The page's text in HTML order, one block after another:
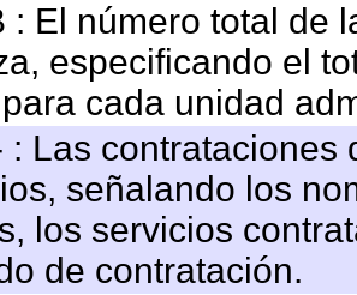
: El número total de
especificando el
cada unidad
: Las
señalando los
los servicios
de contratación.